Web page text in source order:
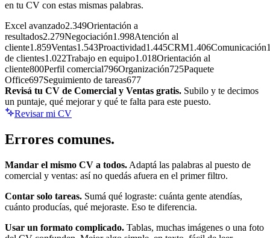
en tu CV con estas mismas palabras.
Excel avanzado2.349Orientación a
resultados2.279Negociación1.998Atención al
cliente1.859Ventas1.543Proactividad1.445CRM1.406Comunicación
de clientes1.022Trabajo en equipo1.018Orientación al
cliente800Perfil comercial796Organización725Paquete
Office697Seguimiento de tareas677
Revisá tu CV de Comercial y Ventas gratis. Subilo y te decimos
un puntaje, qué mejorar y qué te falta para este puesto.
Revisar mi CV
Errores comunes.
Mandar el mismo CV a todos. Adaptá las palabras al puesto de
comercial y ventas: así no quedás afuera en el primer filtro.
Contar solo tareas. Sumá qué lograste: cuánta gente atendías,
cuánto producías, qué mejoraste. Eso te diferencia.
Usar un formato complicado. Tablas, muchas imágenes o una foto